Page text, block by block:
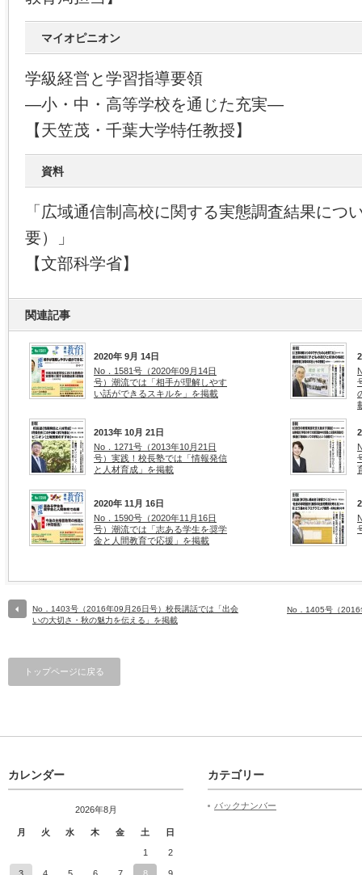
マイオピニオン
学級経営と学習指導要領
―小・中・高等学校を通じた充実―
【天笠茂・千葉大学特任教授】
資料
「広域通信制高校に関する実態調査結果につ
要）」
【文部科学省】
関連記事
2020年 9月 14日
No．1581号（2020年09月14日
号）潮流では「相手が理解しやす
い話ができるスキルを」を掲載
2013年 10月 21日
No．1271号（2013年10月21日
号）実践！校長塾では「情報発信
と人材育成」を掲載
2020年 11月 16日
No．1590号（2020年11月16日
号）潮流では「志ある学生を奨学
金と人間教育で応援」を掲載
No．1403号（2016年09月26日号）校長講話では「出会
いの大切さ・秋の魅力を伝える」を掲載
No．1405号（2016
トップページに戻る
カレンダー
2026年8月
月 火 水 木 金 土 日
1 2
カテゴリー
バックナンバー